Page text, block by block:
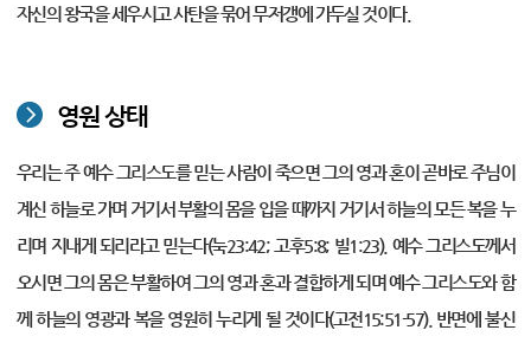
자신의 왕국을 세우시고 사탄을 묶어 무저갱에 가두실 것이다.
영원 상태
우리는 주 예수 그리스도를 믿는 사람이 죽으면 그의 영과 혼이 곧바로 주님이
계신 하늘로 가며 거기서 부활의 몸을 입을 때까지 거기서 하늘의 모든 복을 누
리며 지내게 되리라고 믿는다(눅23:42; 고후5:8; 빌1:23). 예수 그리스도께서
오시면 그의 몸은 부활하여 그의 영과 혼과 결합하게 되며 예수 그리스도와 함
께 하늘의 영광과 복을 영원히 누리게 될 것이다(고전15:51-57). 반면에 불신